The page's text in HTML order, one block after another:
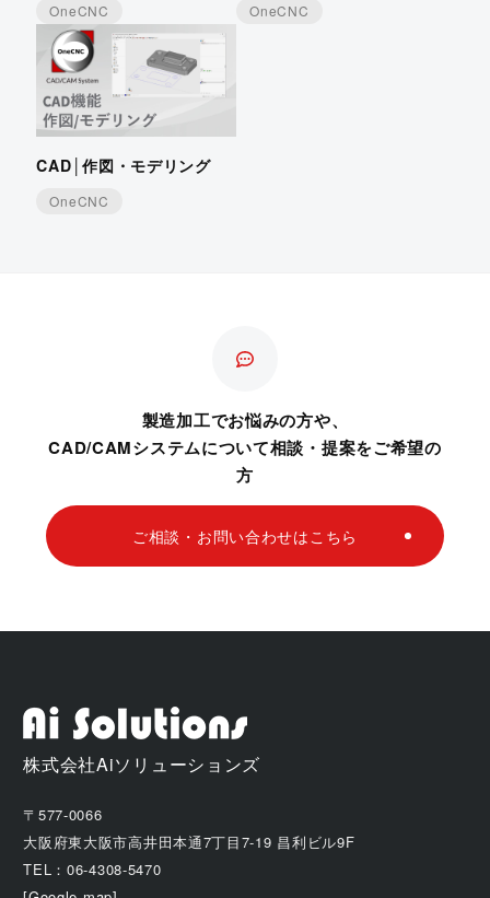
OneCNC OneCNC
CAD│作図・モデリング
OneCNC
製造加工でお悩みの方や、
CAD/CAMシステムについて相談・提案をご希望の
方
ご相談・お問い合わせはこちら
株式会社Aiソリューションズ
〒577-0066
大阪府東大阪市高井田本通7丁目7-19 昌利ビル9F
TEL：06-4308-5470